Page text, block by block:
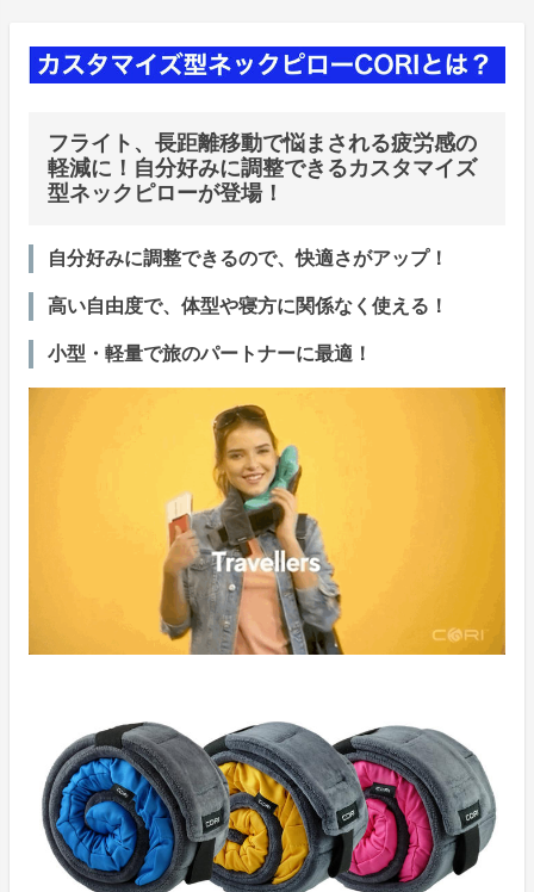
フライト、長距離移動で悩まされる疲労感の
軽減に！自分好みに調整できるカスタマイズ
型ネックピローが登場！
自分好みに調整できるので、快適さがアップ！
高い自由度で、体型や寝方に関係なく使える！
小型・軽量で旅のパートナーに最適！